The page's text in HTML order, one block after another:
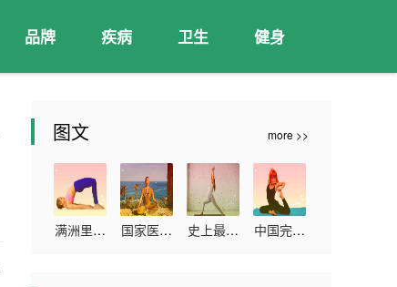
品牌 疾病 卫生 健身
图文 more >>
满洲里累
国家医保
史上最大
中国完成